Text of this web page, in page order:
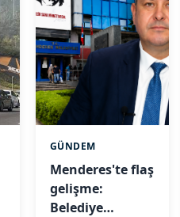
GÜNDEM
Menderes'te flaş
gelişme:
Belediye